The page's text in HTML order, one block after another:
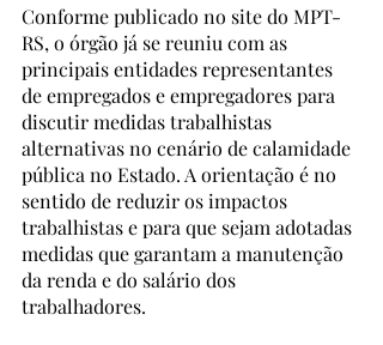
Conforme publicado no site do MPT-
RS, o órgão já se reuniu com as
principais entidades representantes
de empregados e empregadores para
discutir medidas trabalhistas
alternativas no cenário de calamidade
pública no Estado. A orientação é no
sentido de reduzir os impactos
trabalhistas e para que sejam adotadas
medidas que garantam a manutenção
da renda e do salário dos
trabalhadores.